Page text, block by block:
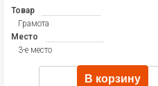
Товар
Грамота
Место
3-е место
В корзину